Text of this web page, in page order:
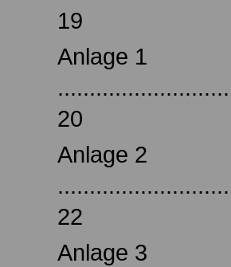
19
Anlage 1
20
Anlage 2
22
Anlage 3